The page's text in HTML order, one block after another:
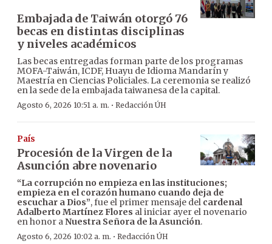
Embajada de Taiwán otorgó 76
becas en distintas disciplinas
y niveles académicos
Las becas entregadas forman parte de los programas
MOFA-Taiwán, ICDF, Huayu de Idioma Mandarín y
Maestría en Ciencias Policiales. La ceremonia se realizó
en la sede de la embajada taiwanesa de la capital.
Agosto 6, 2026 10:51 a. m. · Redacción ÚH
País
Procesión de la Virgen de la
Asunción abre novenario
“La corrupción no empieza en las instituciones;
empieza en el corazón humano cuando deja de
escuchar a Dios”, fue el primer mensaje del cardenal
Adalberto Martínez Flores al iniciar ayer el novenario
en honor aNuestra Señora de la Asunción.
Agosto 6, 2026 10:02 a. m. · Redacción ÚH